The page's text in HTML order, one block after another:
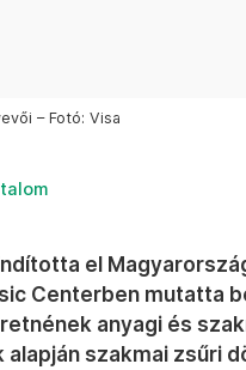
– Fotó: Visa
el
Centerben mutatta
anyagi és
szakmai zsűri